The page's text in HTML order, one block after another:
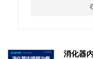
消化器